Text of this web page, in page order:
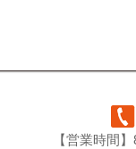
【営業時間